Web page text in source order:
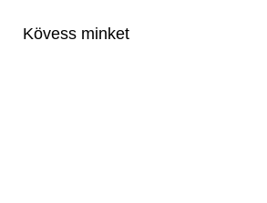
Kövess minket